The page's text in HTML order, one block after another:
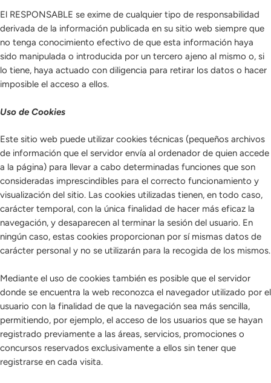
El RESPONSABLE se exime de cualquier tipo de responsabilidad
derivada de la información publicada en su sitio web siempre que
no tenga conocimiento efectivo de que esta información haya
sido manipulada o introducida por un tercero ajeno al mismo o, si
lo tiene, haya actuado con diligencia para retirar los datos o hacer
imposible el acceso a ellos.
Uso de Cookies
Este sitio web puede utilizar cookies técnicas (pequeños archivos
de información que el servidor envía al ordenador de quien accede
a la página) para llevar a cabo determinadas funciones que son
consideradas imprescindibles para el correcto funcionamiento y
visualización del sitio. Las cookies utilizadas tienen, en todo caso,
carácter temporal, con la única finalidad de hacer más eficaz la
navegación, y desaparecen al terminar la sesión del usuario. En
ningún caso, estas cookies proporcionan por sí mismas datos de
carácter personal y no se utilizarán para la recogida de los mismos.
Mediante el uso de cookies también es posible que el servidor
donde se encuentra la web reconozca el navegador utilizado por el
usuario con la finalidad de que la navegación sea más sencilla,
permitiendo, por ejemplo, el acceso de los usuarios que se hayan
registrado previamente a las áreas, servicios, promociones o
concursos reservados exclusivamente a ellos sin tener que
registrarse en cada visita.